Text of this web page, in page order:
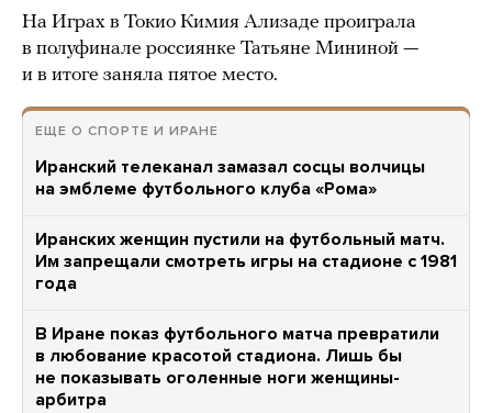
На Играх в Токио Кимия Ализаде проиграла
в полуфинале россиянке Татьяне Мининой —
и в итоге заняла пятое место.
ЕЩЕ О СПОРТЕ И ИРАНЕ
Иранский телеканал замазал сосцы волчицы
на эмблеме футбольного клуба «Рома»
Иранских женщин пустили на футбольный матч.
Им запрещали смотреть игры на стадионе с 1981
года
В Иране показ футбольного матча превратили
в любование красотой стадиона. Лишь бы
не показывать оголенные ноги женщины-
арбитра